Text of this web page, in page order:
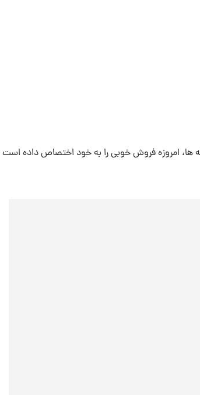
ها، امروزه فروش خوبی را به خود اختصاص داده است